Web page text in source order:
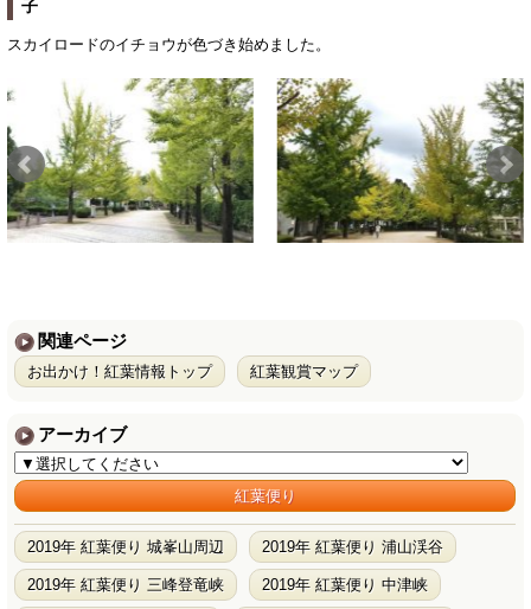
子
スカイロードのイチョウが色づき始めました。
関連ページ
お出かけ！紅葉情報トップ 紅葉観賞マップ
アーカイブ
紅葉便り
2019年 紅葉便り 城峯山周辺 2019年 紅葉便り 浦山渓谷
2019年 紅葉便り 三峰登竜峡 2019年 紅葉便り 中津峡